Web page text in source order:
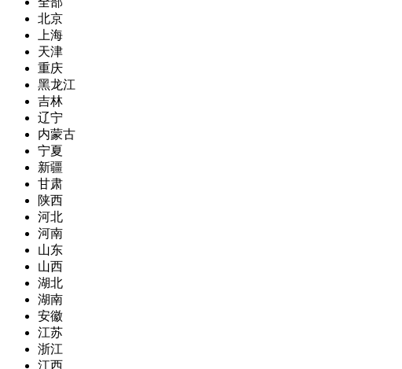
北京
上海
天津
重庆
黑龙江
吉林
辽宁
内蒙古
宁夏
新疆
甘肃
陕西
河北
河南
山东
山西
湖北
湖南
安徽
江苏
浙江
江西